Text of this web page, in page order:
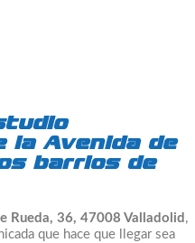
la Avenida de
barrios de
Rueda, 36, 47008 Valladolid ,
que hace que llegar sea